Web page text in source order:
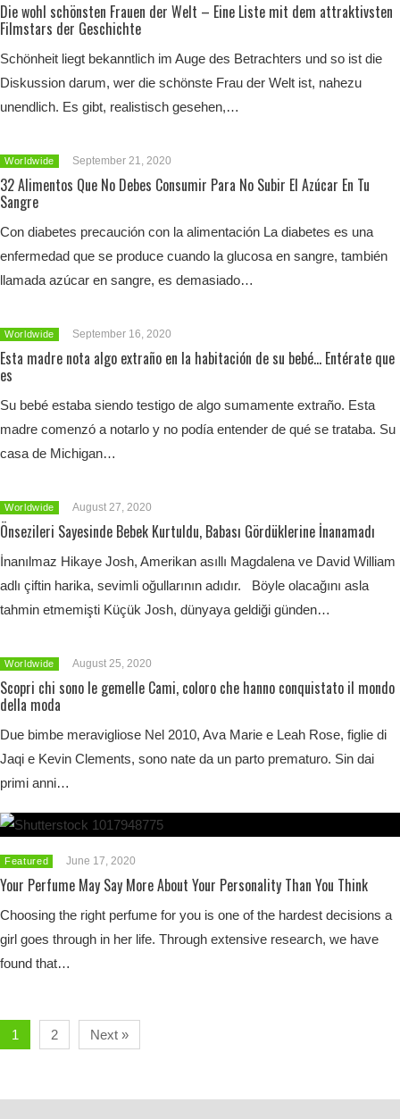
Die wohl schönsten Frauen der Welt – Eine Liste mit dem attraktivsten
Filmstars der Geschichte
Schönheit liegt bekanntlich im Auge des Betrachters und so ist die
Diskussion darum, wer die schönste Frau der Welt ist, nahezu
unendlich. Es gibt, realistisch gesehen,…
Worldwide September 21, 2020
32 Alimentos Que No Debes Consumir Para No Subir El Azúcar En Tu
Sangre
Con diabetes precaución con la alimentación La diabetes es una
enfermedad que se produce cuando la glucosa en sangre, también
llamada azúcar en sangre, es demasiado…
Worldwide September 16, 2020
Esta madre nota algo extraño en la habitación de su bebé… Entérate que
es
Su bebé estaba siendo testigo de algo sumamente extraño. Esta
madre comenzó a notarlo y no podía entender de qué se trataba. Su
casa de Michigan…
Worldwide August 27, 2020
Önsezileri Sayesinde Bebek Kurtuldu, Babası Gördüklerine İnanamadı
İnanılmaz Hikaye Josh, Amerikan asıllı Magdalena ve David William
adlı çiftin harika, sevimli oğullarının adıdır. Böyle olacağını asla
tahmin etmemişti Küçük Josh, dünyaya geldiği günden…
Worldwide August 25, 2020
Scopri chi sono le gemelle Cami, coloro che hanno conquistato il mondo
della moda
Due bimbe meravigliose Nel 2010, Ava Marie e Leah Rose, figlie di
Jaqi e Kevin Clements, sono nate da un parto prematuro. Sin dai
primi anni…
Featured June 17, 2020
Your Perfume May Say More About Your Personality Than You Think
Choosing the right perfume for you is one of the hardest decisions a
girl goes through in her life. Through extensive research, we have
found that…
1 2 Next »